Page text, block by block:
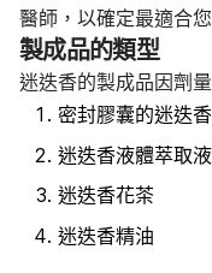
醫師，以確定最適合
製成品的類型
迷迭香的製成品因劑
密封膠囊的迷迭
迷迭香液體萃取液
迷迭香花茶
迷迭香精油